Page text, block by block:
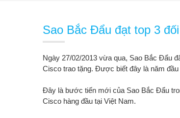
Sao Bắc Đẩu đạt top 3
Ngày 27/02/2013 vừa qua, Sao Bắc Đẩu
Cisco trao tặng. Được biết đây là năm
Đây là bước tiến mới của Sao Bắc Đẩu
Cisco hàng đầu tại Việt Nam.